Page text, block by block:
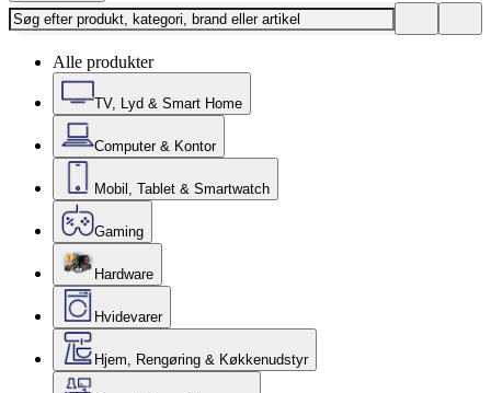
Alle produkter
TV, Lyd & Smart Home
Computer & Kontor
Mobil, Tablet & Smartwatch
Gaming
Hardware
Hvidevarer
Hjem, Rengøring & Køkkenudstyr